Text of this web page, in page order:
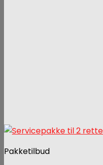
Pakketilbud